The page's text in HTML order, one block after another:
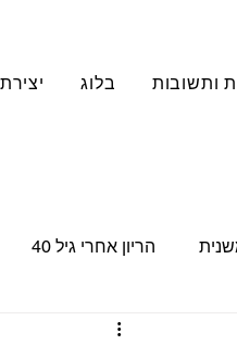
ותשובות בלוג
הריון אחרי גיל 40
Family constellation